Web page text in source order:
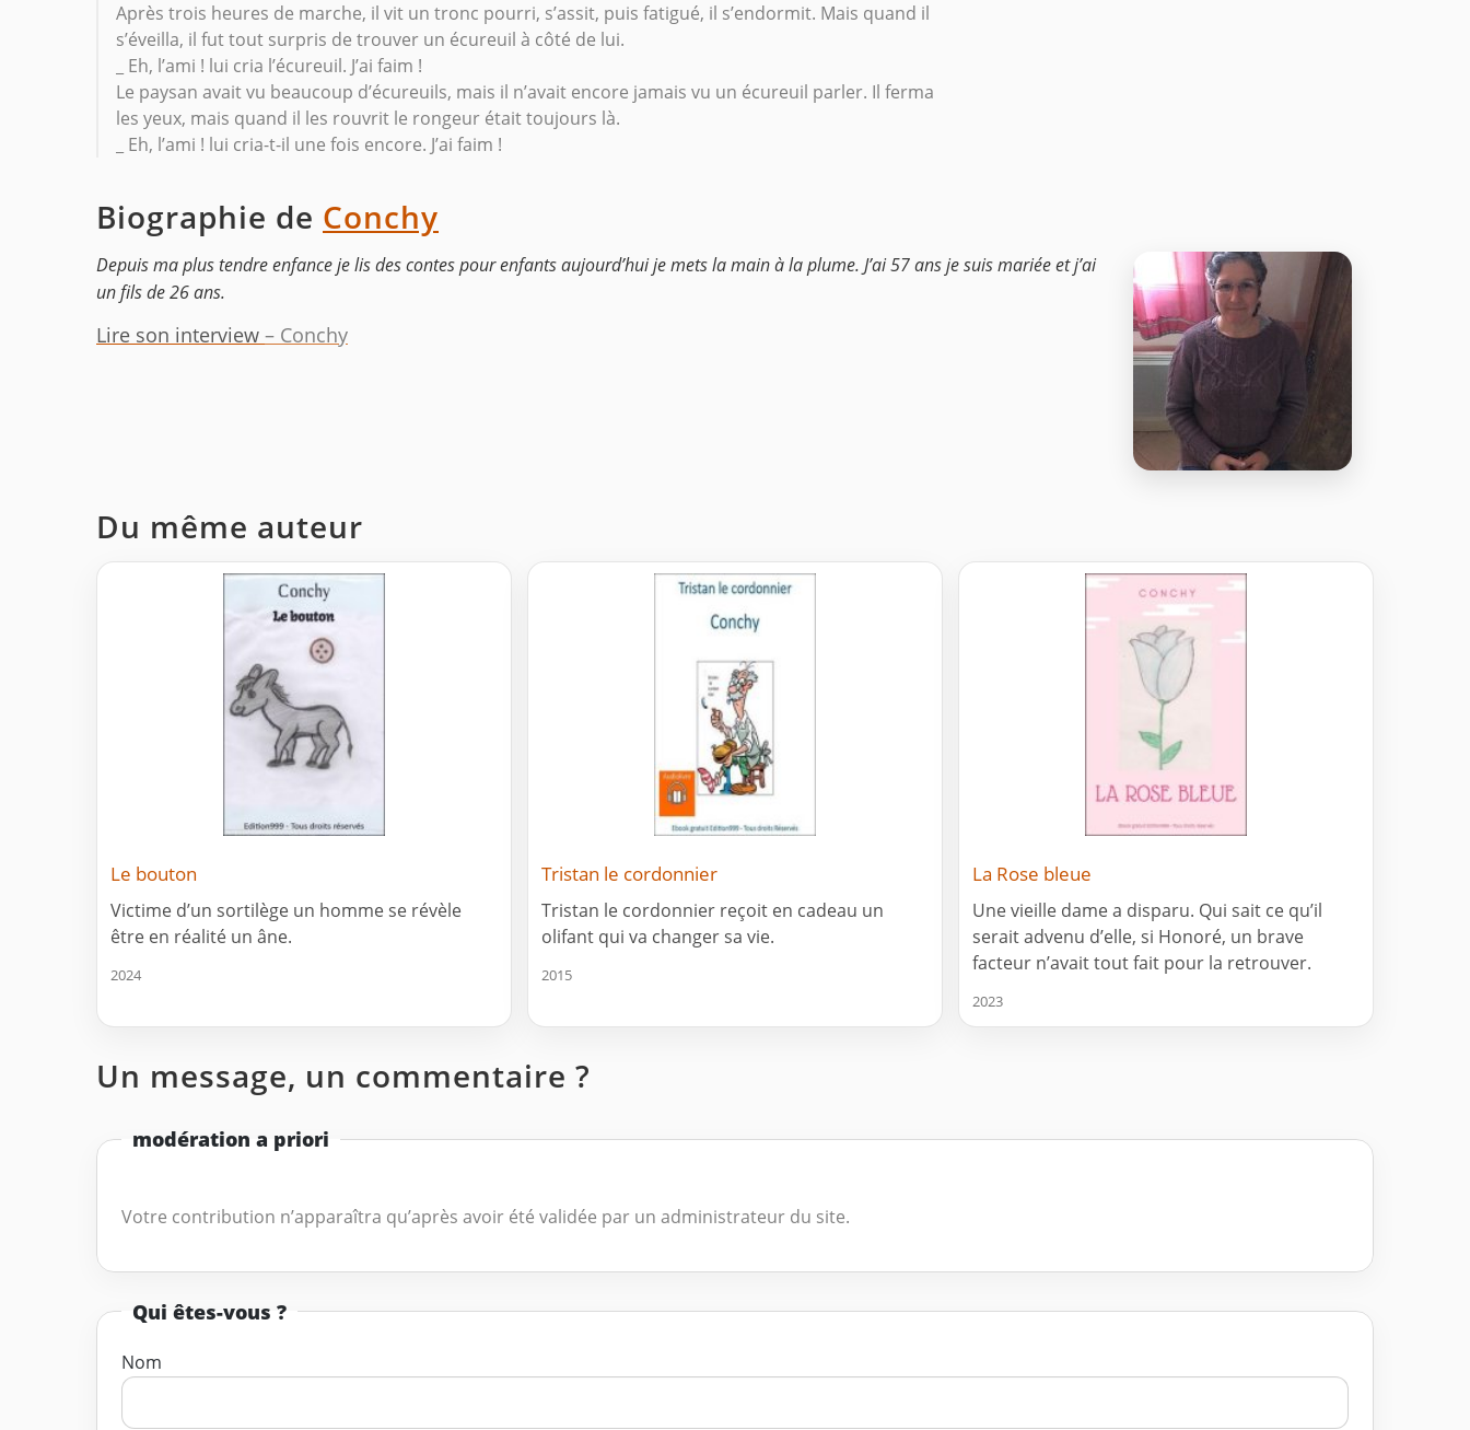
Après trois heures de marche, il vit un tronc pourri, s’assit, puis fatigué, il s’endormit. Mais quand il
s’éveilla, il fut tout surpris de trouver un écureuil à côté de lui.
_ Eh, l’ami ! lui cria l’écureuil. J’ai faim !
Le paysan avait vu beaucoup d’écureuils, mais il n’avait encore jamais vu un écureuil parler. Il ferma
les yeux, mais quand il les rouvrit le rongeur était toujours là.
_ Eh, l’ami ! lui cria-t-il une fois encore. J’ai faim !
Biographie de Conchy
Depuis ma plus tendre enfance je lis des contes pour enfants aujourd’hui je mets la main à la plume. J’ai 57 ans je suis mariée et j’ai
un fils de 26 ans.
Lire son interview – Conchy
Du même auteur
Le bouton
Victime d’un sortilège un homme se révèle
être en réalité un âne.
2024
Tristan le cordonnier
Tristan le cordonnier reçoit en cadeau un
olifant qui va changer sa vie.
2015
La Rose bleue
Une vieille dame a disparu. Qui sait ce qu’il
serait advenu d’elle, si Honoré, un brave
facteur n’avait tout fait pour la retrouver.
2023
Un message, un commentaire ?
modération a priori
Votre contribution n’apparaîtra qu’après avoir été validée par un administrateur du site.
Qui êtes-vous ?
Nom